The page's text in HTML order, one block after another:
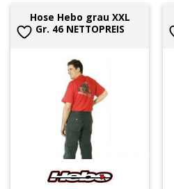
Hose Hebo grau XXL
Gr. 46 NETTOPREIS